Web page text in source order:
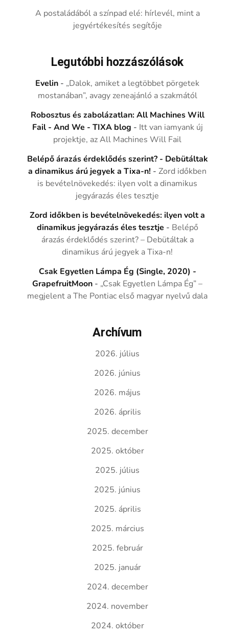
A postaládából a színpad elé: hírlevél, mint a
jegyértékesítés segítője
Legutóbbi hozzászólások
Evelin - „Dalok, amiket a legtöbbet pörgetek
mostanában”, avagy zeneajánló a szakmától
Robosztus és zabolázatlan: All Machines Will
Fail - And We - TIXA blog - Itt van iamyank új
projektje, az All Machines Will Fail
Belépő árazás érdeklődés szerint? - Debütáltak
a dinamikus árú jegyek a Tixa-n! -Zord időkben
is bevételnövekedés: ilyen volt a dinamikus
jegyárazás éles tesztje
Zord időkben is bevételnövekedés: ilyen volt a
dinamikus jegyárazás éles tesztje - Belépő
árazás érdeklődés szerint? – Debütáltak a
dinamikus árú jegyek a Tixa-n!
Csak Egyetlen Lámpa Ég (Single, 2020) -
GrapefruitMoon - „Csak Egyetlen Lámpa Ég” –
megjelent a The Pontiac első magyar nyelvű dala
Archívum
2026. július
2026. június
2026. május
2026. április
2025. december
2025. október
2025. július
2025. június
2025. április
2025. március
2025. február
2025. január
2024. december
2024. november
2024. október